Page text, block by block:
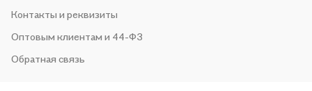
Контакты и реквизиты
Оптовым клиентам и 44-ФЗ
Обратная связь